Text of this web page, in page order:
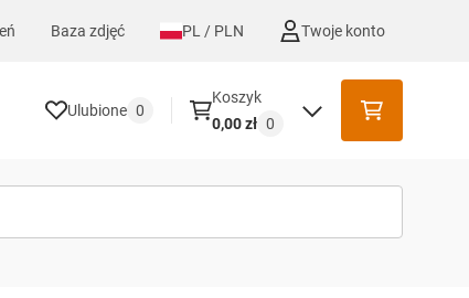
Baza zdjęć PL / PLN Twoje konto
Ulubione 0
Koszyk
0,00 zł 0